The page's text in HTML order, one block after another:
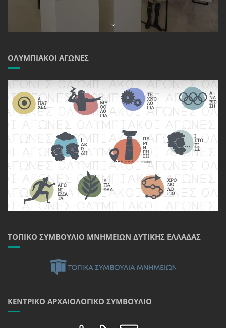
ΟΛΥΜΠΙΑΚΟΊ ΑΓΏΝΕΣ
ΤΟΠΙΚΌ ΣΥΜΒΟΎΛΙΟ ΜΝΗΜΕΊΩΝ ΔΥΤΙΚΉΣ ΕΛΛΆΔΑΣ
ΚΕΝΤΡΙΚΌ ΑΡΧΑΙΟΛΟΓΙΚΌ ΣΥΜΒΟΎΛΙΟ